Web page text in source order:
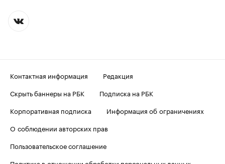
Контактная информация
Редакция
Скрыть баннеры на РБК
Подписка на РБК
Корпоративная подписка
Информация об ограничениях
О соблюдении авторских прав
Пользовательское соглашение